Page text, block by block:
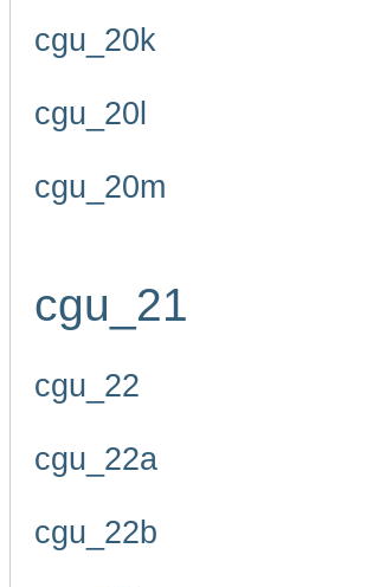
cgu_20k
cgu_20l
cgu_20m
cgu_21
cgu_22
cgu_22a
cgu_22b